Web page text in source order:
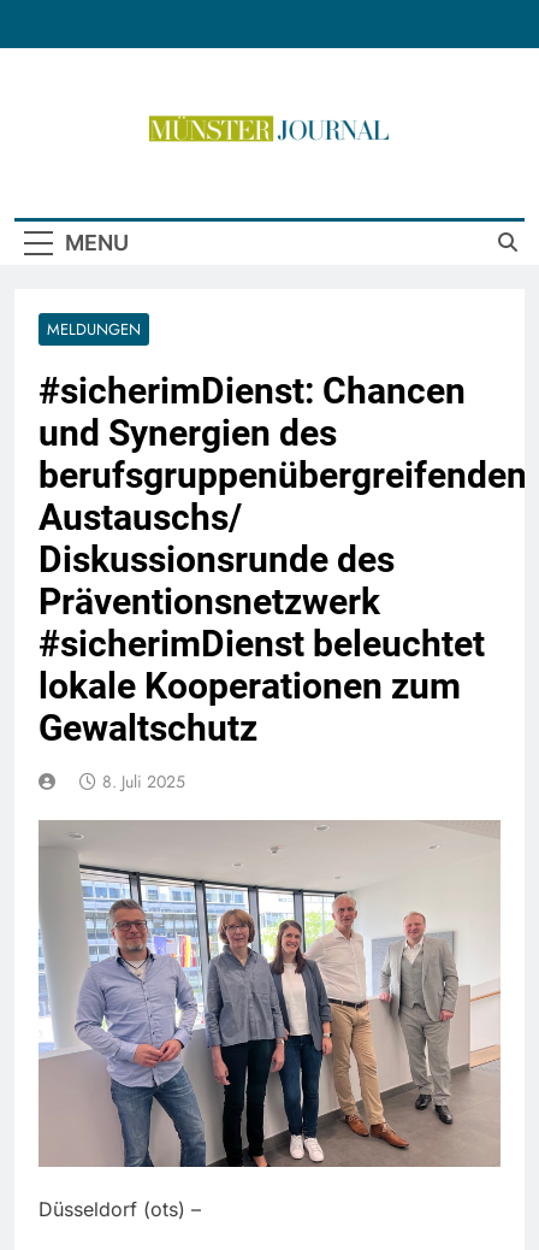
MENU
MELDUNGEN
#sicherimDienst: Chancen
und Synergien des
berufsgruppenübergreifenden
Austauschs/
Diskussionsrunde des
Präventionsnetzwerk
#sicherimDienst beleuchtet
lokale Kooperationen zum
Gewaltschutz
8. Juli 2025
Düsseldorf (ots) –